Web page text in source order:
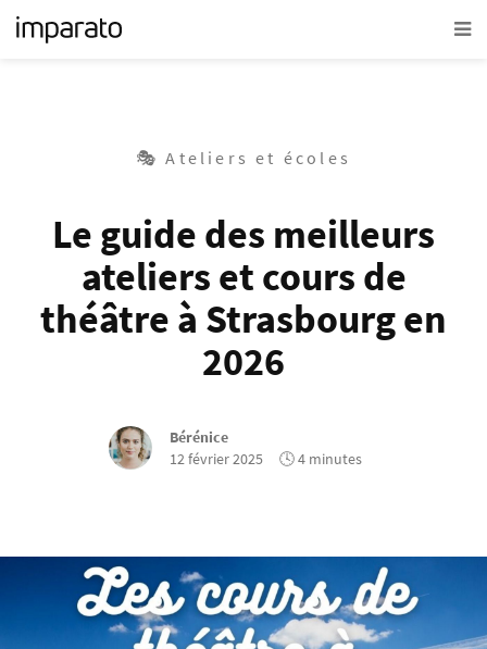
🎭 Ateliers et écoles
Le guide des meilleurs
ateliers et cours de
théâtre à Strasbourg en
2026
Bérénice
12 février 2025
🕓 4 minutes